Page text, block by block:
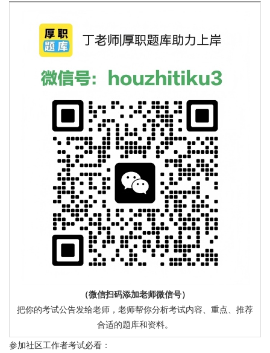
（微信扫码添加老师微信号）
把你的考试公告发给老师，老师帮你分析考试内容、重点、推荐
合适的题库和资料。
参加社区工作者考试必看：